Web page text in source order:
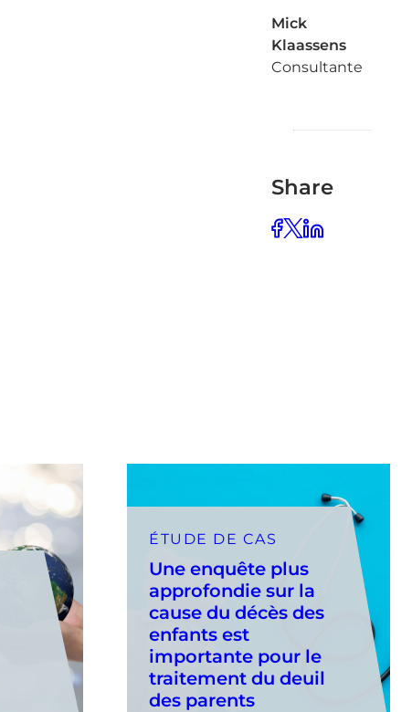
Mick
Klaassens
Consultante
Share
ÉTUDE DE CAS
Une enquête plus
approfondie sur la
cause du décès des
enfants est
importante pour le
traitement du deuil
des parents